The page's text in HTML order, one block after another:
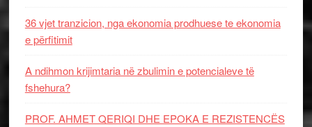
36 vjet tranzicion, nga ekonomia prodhuese te ekonomia
e përfitimit
A ndihmon krijimtaria në zbulimin e potencialeve të
fshehura?
PROF. AHMET QERIQI DHE EPOKA E REZISTENCЁS